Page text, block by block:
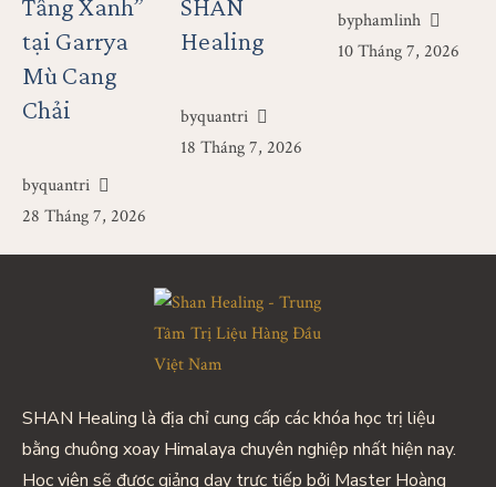
Tầng Xanh”
tại Garrya
Mù Cang
Chải
byquantri
28 Tháng 7, 2026
SHAN
Healing
byquantri
18 Tháng 7, 2026
byphamlinh
10 Tháng 7, 2026
SHAN Healing là địa chỉ cung cấp các khóa học trị liệu
bằng chuông xoay Himalaya chuyên nghiệp nhất hiện nay.
Học viên sẽ được giảng dạy trực tiếp bởi Master Hoàng